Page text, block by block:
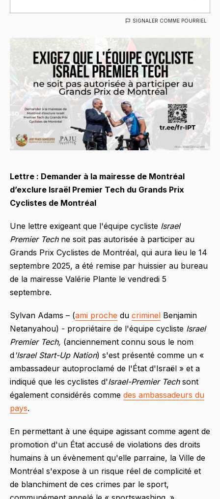
SIGNALER COMME POURRIEL
Lettre : Demander à la mairesse de Montréal
d’exclure Israël Premier Tech du Grands Prix
Cyclistes de Montréal
Une lettre exigeant que l'équipe cycliste Israel
Premier Techne soit pas autorisée à participer au
Grands Prix Cyclistes de Montréal, qui aura lieu le 14
septembre 2025, a été remise par huissier au bureau
de la mairesse Valérie Plante le vendredi 5
septembre.
Sylvan Adams – (ami proche du criminel Benjamin
Netanyahou) - propriétaire de l'équipe cycliste Israel
Premier Tech, (anciennement connu sous le nom
d'Israel Start-Up Nation) s'est présenté comme un «
ambassadeur autoproclamé de l'État d'Israël » et a
indiqué que les cyclistes d'Israel-Premier Tech sont
également considérés comme des ambassadeurs du
pays.
En permettant à une équipe agissant comme agent de
promotion d'un État accusé de violations des droits
humains à un évènement qu'elle parraine, la Ville de
Montréal s'expose à un risque réel de complicité et
de blanchiment de ces crimes par le sport,